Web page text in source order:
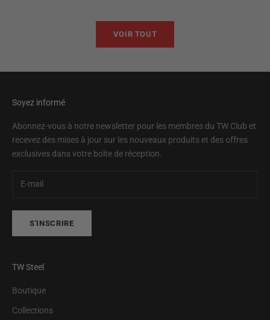
VOIR TOUT
Soyez informé
Abonnez-vous à notre newsletter pour les membres du TW Club et
recevez des mises à jour sur les nouveaux produits et des offres
exclusives dans votre boîte de réception.
S'INSCRIRE
TW Steel
Boutique
Collections